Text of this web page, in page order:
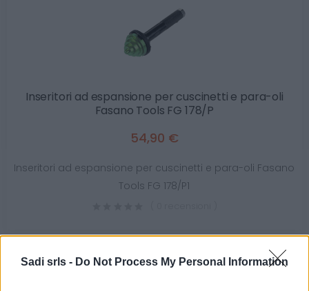
Sadi srls - Do Not Process My Personal Information
Inseritori ad espansione per cuscinetti e para-oli
Fasano Tools FG 178/P
54,90 €
Inseritori ad espansione per cuscinetti e para-oli Fasano
Tools FG 178/P1